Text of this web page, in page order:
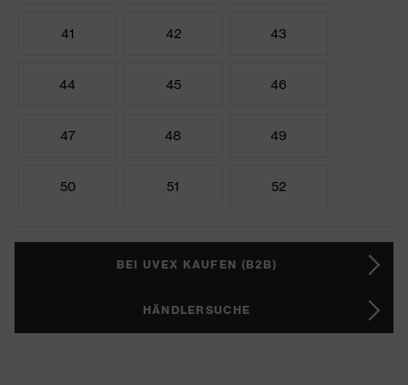
41 42 43
44 45 46
47 48 49
50 51 52
BEI UVEX KAUFEN (B2B)
HÄNDLERSUCHE